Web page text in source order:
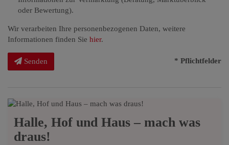
oder Bewertung).
Wir verarbeiten Ihre personenbezogenen Daten, weitere
Informationen finden Sie hier.
Senden * Pflichtfelder
Halle, Hof und Haus – mach was
draus!